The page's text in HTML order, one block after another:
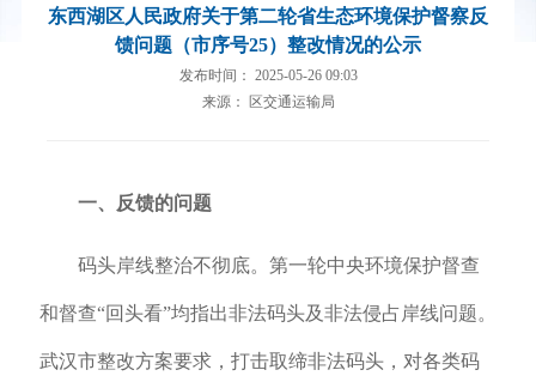
东西湖区人民政府关于第二轮省生态环境保护督察反
馈问题（市序号25）整改情况的公示
发布时间： 2025-05-26 09:03
来源： 区交通运输局
一、反馈的问题
码头岸线整治不彻底。第一轮中央环境保护督查
和督查“回头看”均指出非法码头及非法侵占岸线问题。
武汉市整改方案要求，打击取缔非法码头，对各类码